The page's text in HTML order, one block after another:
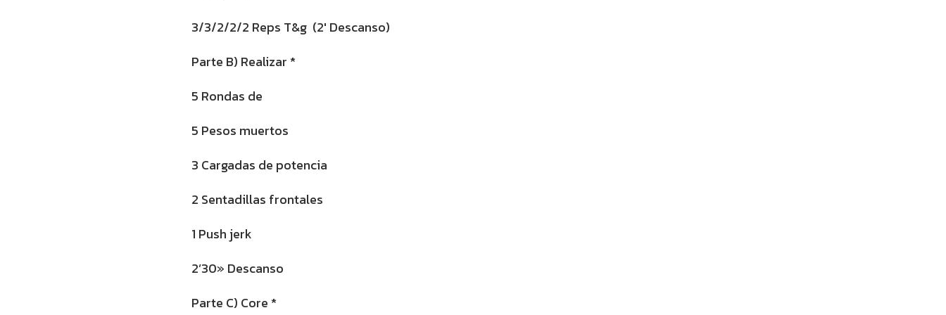
3/3/2/2/2 Reps T&g (2′ Descanso)
Parte B) Realizar *
5 Rondas de
5 Pesos muertos
3 Cargadas de potencia
2 Sentadillas frontales
1 Push jerk
2’30» Descanso
Parte C) Core *